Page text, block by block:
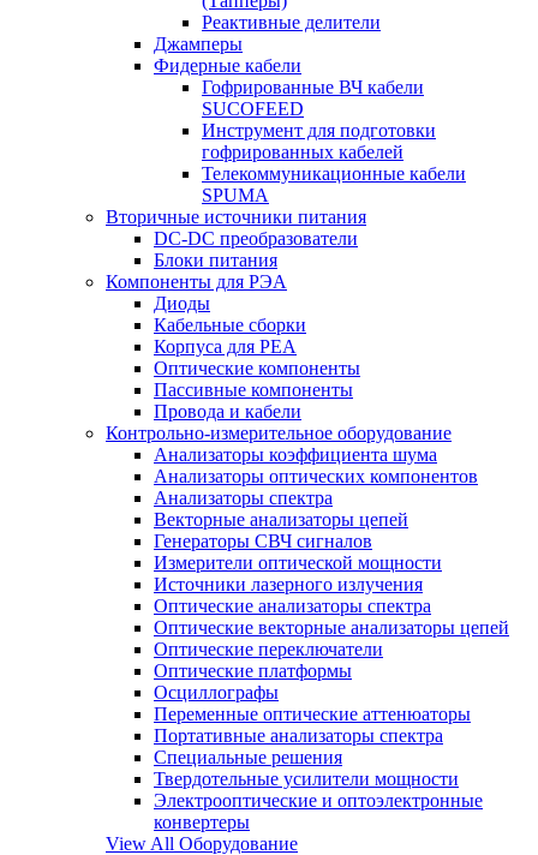
Реактивные делители
Джамперы
Фидерные кабели
Гофрированные ВЧ кабели
SUCOFEED
Инструмент для подготовки
гофрированных кабелей
Телекоммуникационные кабели
SPUMA
Вторичные источники питания
DC-DC преобразователи
Блоки питания
Компоненты для РЭА
Диоды
Кабельные сборки
Корпуса для РЕА
Оптические компоненты
Пассивные компоненты
Провода и кабели
Контрольно-измерительное оборудование
Анализаторы коэффициента шума
Анализаторы оптических компонентов
Анализаторы спектра
Векторные анализаторы цепей
Генераторы СВЧ сигналов
Измерители оптической мощности
Источники лазерного излучения
Оптические анализаторы спектра
Оптические векторные анализаторы цепей
Оптические переключатели
Оптические платформы
Осциллографы
Переменные оптические аттенюаторы
Портативные анализаторы спектра
Специальные решения
Твердотельные усилители мощности
Электрооптические и оптоэлектронные
конвертеры
View All Оборудование